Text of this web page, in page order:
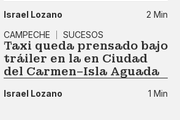
Israel Lozano
2 Min
CAMPECHE
SUCESOS
Taxi queda prensado bajo
tráiler en la en Ciudad
del Carmen–Isla Aguada
Israel Lozano 1 Min